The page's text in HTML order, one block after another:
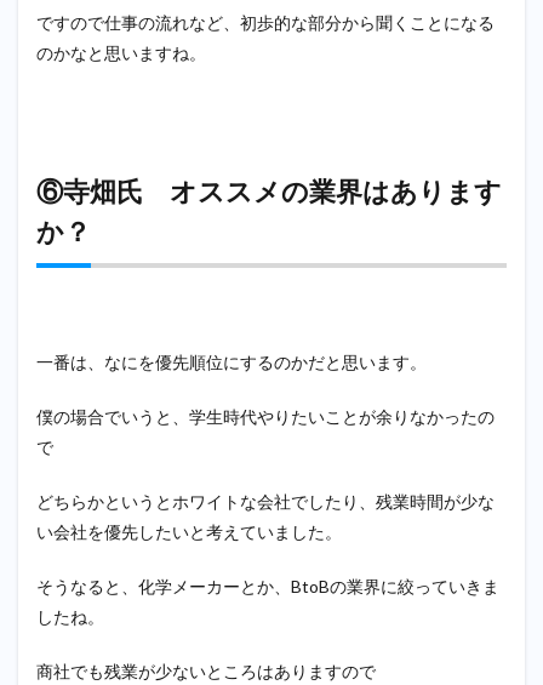
ですので仕事の流れなど、初歩的な部分から聞くことになる
のかなと思いますね。
⑥寺畑氏 オススメの業界はあります
か？
一番は、なにを優先順位にするのかだと思います。
僕の場合でいうと、学生時代やりたいことが余りなかったの
で
どちらかというとホワイトな会社でしたり、残業時間が少な
い会社を優先したいと考えていました。
そうなると、化学メーカーとか、BtoBの業界に絞っていきま
したね。
商社でも残業が少ないところはありますので